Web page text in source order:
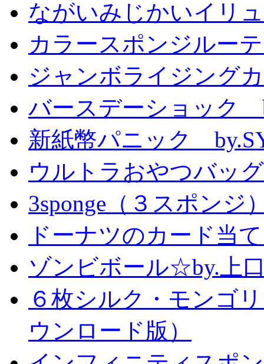
ながいみじかいイリ
カラースポンジルー
ジャンボライジング
バースデーショック
新紙幣パニック
ウルトラおやつバッ
3sponge（３スポン
ドーナツのカード当
ゾンビボール☆by.上
６枚シルク・モンゴ
ウンロード版）